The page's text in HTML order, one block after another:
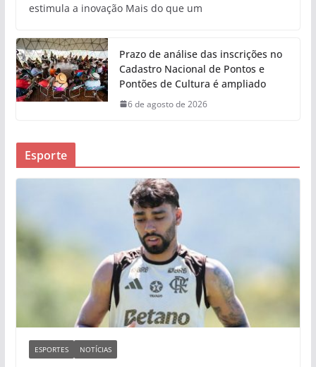
estimula a inovação Mais do que um
Prazo de análise das inscrições no
Cadastro Nacional de Pontos e
Pontões de Cultura é ampliado
6 de agosto de 2026
Esporte
ESPORTES NOTÍCIAS